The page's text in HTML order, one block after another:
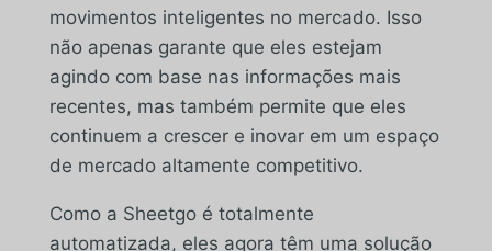
movimentos inteligentes no mercado. Isso
não apenas garante que eles estejam
agindo com base nas informações mais
recentes, mas também permite que eles
continuem a crescer e inovar em um espaço
de mercado altamente competitivo.
Como a Sheetgo é totalmente
automatizada, eles agora têm uma solução